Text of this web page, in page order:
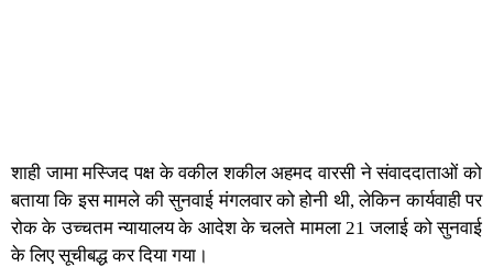
शाही जामा मस्जिद पक्ष के वकील शकील अहमद वारसी ने संवाददाताओं को
बताया कि इस मामले की सुनवाई मंगलवार को होनी थी, लेकिन कार्यवाही पर
रोक के उच्चतम न्यायालय के आदेश के चलते मामला 21 जलाई को सुनवाई
के लिए सूचीबद्ध कर दिया गया।